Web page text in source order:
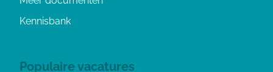
Kennisbank
Populaire vacatures